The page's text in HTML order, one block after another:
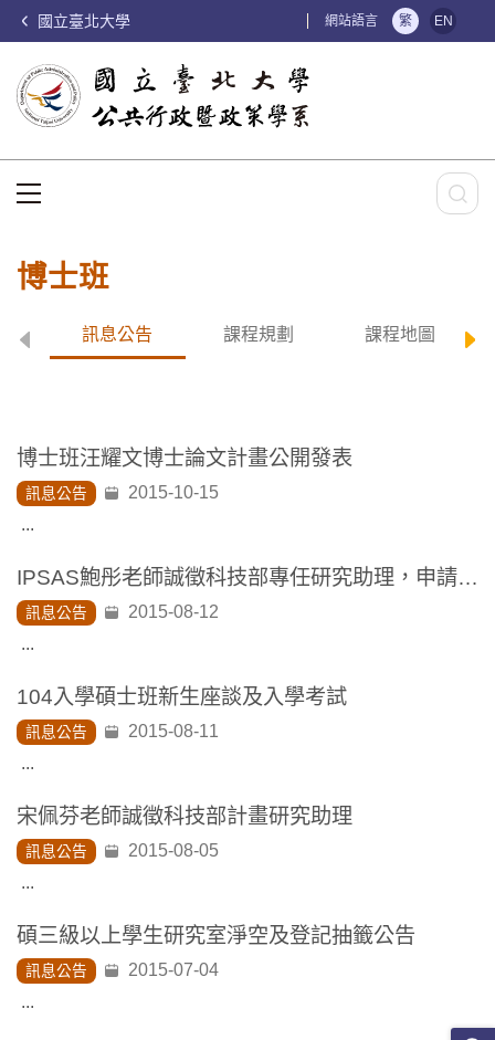
國立臺北大學 網站語言 繁 EN
博士班
訊息公告 課程規劃 課程地圖
博士班汪耀文博士論文計畫公開發表
訊息公告
2015-10-15
...
IPSAS鮑彤老師誠徵科技部專任研究助理，申請截止日期為8月20日
訊息公告
2015-08-12
...
104入學碩士班新生座談及入學考試
訊息公告
2015-08-11
...
宋佩芬老師誠徵科技部計畫研究助理
訊息公告
2015-08-05
...
碩三級以上學生研究室淨空及登記抽籤公告
訊息公告
2015-07-04
...